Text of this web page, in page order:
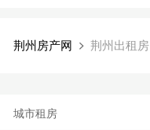
荆州房产网 荆州出租房
城市租房